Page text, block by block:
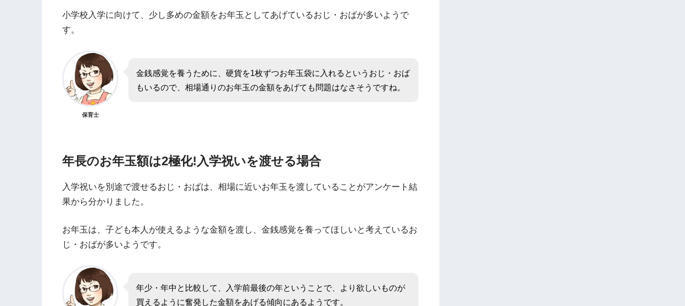
小学校入学に向けて、少し多めの金額をお年玉としてあげているおじ・おばが多いようで
す。
保育士
金銭感覚を養うために、硬貨を1枚ずつお年玉袋に入れるというおじ・おば
もいるので、相場通りのお年玉の金額をあげても問題はなさそうですね。
年長のお年玉額は2極化!入学祝いを渡せる場合
入学祝いを別途で渡せるおじ・おばは、相場に近いお年玉を渡していることがアンケート結
果から分かりました。
お年玉は、子ども本人が使えるような金額を渡し、金銭感覚を養ってほしいと考えているお
じ・おばが多いようです。
年少・年中と比較して、入学前最後の年ということで、より欲しいものが
買えるように奮発した金額をあげる傾向にあるようです。